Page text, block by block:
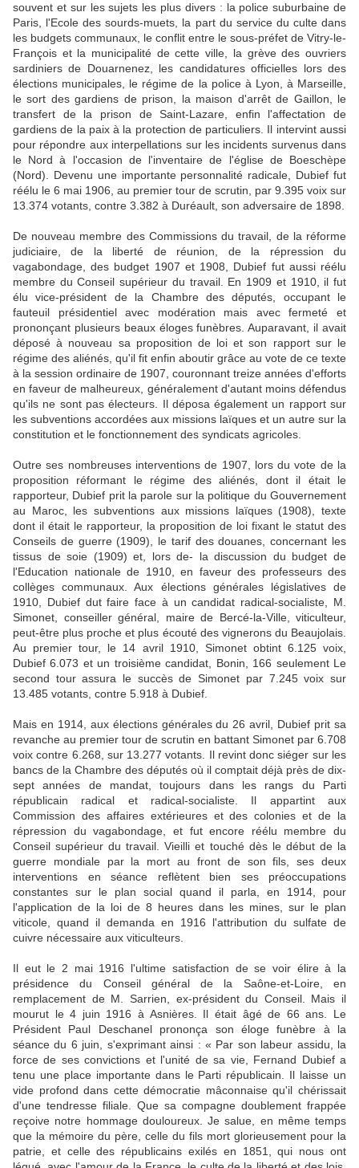
souvent et sur les sujets les plus divers : la police suburbaine de
Paris, l'Ecole des sourds-muets, la part du service du culte dans
les budgets communaux, le conflit entre le sous-préfet de Vitry-le-
François et la municipalité de cette ville, la grève des ouvriers
sardiniers de Douarnenez, les candidatures officielles lors des
élections municipales, le régime de la police à Lyon, à Marseille,
le sort des gardiens de prison, la maison d'arrêt de Gaillon, le
transfert de la prison de Saint-Lazare, enfin l'affectation de
gardiens de la paix à la protection de particuliers. Il intervint aussi
pour répondre aux interpellations sur les incidents survenus dans
le Nord à l'occasion de l'inventaire de l'église de Boeschèpe
(Nord). Devenu une importante personnalité radicale, Dubief fut
réélu le 6 mai 1906, au premier tour de scrutin, par 9.395 voix sur
13.374 votants, contre 3.382 à Duréault, son adversaire de 1898.
De nouveau membre des Commissions du travail, de la réforme
judiciaire, de la liberté de réunion, de la répression du
vagabondage, des budget 1907 et 1908, Dubief fut aussi réélu
membre du Conseil supérieur du travail. En 1909 et 1910, il fut
élu vice-président de la Chambre des députés, occupant le
fauteuil présidentiel avec modération mais avec fermeté et
prononçant plusieurs beaux éloges funèbres. Auparavant, il avait
déposé à nouveau sa proposition de loi et son rapport sur le
régime des aliénés, qu'il fit enfin aboutir grâce au vote de ce texte
à la session ordinaire de 1907, couronnant treize années d'efforts
en faveur de malheureux, généralement d'autant moins défendus
qu'ils ne sont pas électeurs. Il déposa également un rapport sur
les subventions accordées aux missions laïques et un autre sur la
constitution et le fonctionnement des syndicats agricoles.
Outre ses nombreuses interventions de 1907, lors du vote de la
proposition réformant le régime des aliénés, dont il était le
rapporteur, Dubief prit la parole sur la politique du Gouvernement
au Maroc, les subventions aux missions laïques (1908), texte
dont il était le rapporteur, la proposition de loi fixant le statut des
Conseils de guerre (1909), le tarif des douanes, concernant les
tissus de soie (1909) et, lors de- la discussion du budget de
l'Education nationale de 1910, en faveur des professeurs des
collèges communaux. Aux élections générales législatives de
1910, Dubief dut faire face à un candidat radical-socialiste, M.
Simonet, conseiller général, maire de Bercé-la-Ville, viticulteur,
peut-être plus proche et plus écouté des vignerons du Beaujolais.
Au premier tour, le 14 avril 1910, Simonet obtint 6.125 voix,
Dubief 6.073 et un troisième candidat, Bonin, 166 seulement Le
second tour assura le succès de Simonet par 7.245 voix sur
13.485 votants, contre 5.918 à Dubief.
Mais en 1914, aux élections générales du 26 avril, Dubief prit sa
revanche au premier tour de scrutin en battant Simonet par 6.708
voix contre 6.268, sur 13.277 votants. Il revint donc siéger sur les
bancs de la Chambre des députés où il comptait déjà près de dix-
sept années de mandat, toujours dans les rangs du Parti
républicain radical et radical-socialiste. Il appartint aux
Commission des affaires extérieures et des colonies et de la
répression du vagabondage, et fut encore réélu membre du
Conseil supérieur du travail. Vieilli et touché dès le début de la
guerre mondiale par la mort au front de son fils, ses deux
interventions en séance reflètent bien ses préoccupations
constantes sur le plan social quand il parla, en 1914, pour
l'application de la loi de 8 heures dans les mines, sur le plan
viticole, quand il demanda en 1916 l'attribution du sulfate de
cuivre nécessaire aux viticulteurs.
Il eut le 2 mai 1916 l'ultime satisfaction de se voir élire à la
présidence du Conseil général de la Saône-et-Loire, en
remplacement de M. Sarrien, ex-président du Conseil. Mais il
mourut le 4 juin 1916 à Asnières. Il était âgé de 66 ans. Le
Président Paul Deschanel prononça son éloge funèbre à la
séance du 6 juin, s'exprimant ainsi : « Par son labeur assidu, la
force de ses convictions et l'unité de sa vie, Fernand Dubief a
tenu une place importante dans le Parti républicain. Il laisse un
vide profond dans cette démocratie mâconnaise qu'il chérissait
d'une tendresse filiale. Que sa compagne doublement frappée
reçoive notre hommage douloureux. Je salue, en même temps
que la mémoire du père, celle du fils mort glorieusement pour la
patrie, et celle des républicains exilés en 1851, qui nous ont